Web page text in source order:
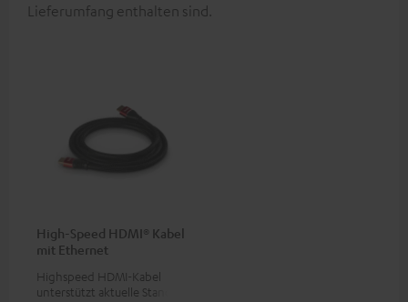
Lieferumfang enthalten sind.
High-Speed HDMI® Kabel
mit Ethernet
Highspeed HDMI-Kabel
unterstützt aktuelle Standards